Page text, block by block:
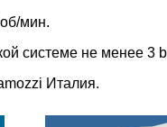
мин.
системе не менее 3
Италия.